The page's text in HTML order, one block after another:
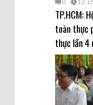
0 12-
TP.HCM:
toàn thực
thực lần